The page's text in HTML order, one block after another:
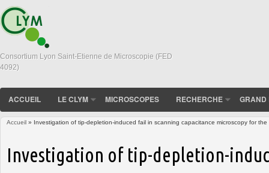
Consortium Lyon Saint-Etienne de Microscopie (FED
4092)
ACCUEIL LE CLYM MICROSCOPES RECHERCHE GRAND
Accueil » Investigation of tip-depletion-induced fail in scanning capacitance microscopy for
Investigation of tip-depletion-